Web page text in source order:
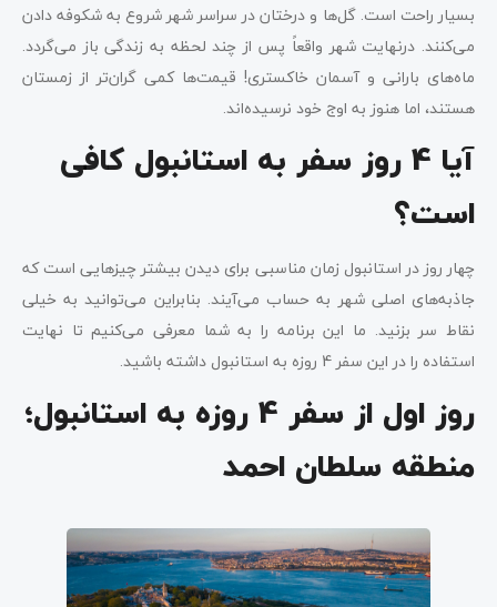
بسیار راحت است. گل‌ها و درختان در سراسر شهر شروع به شکوفه دادن
می‌کنند. درنهایت شهر واقعاً پس از چند لحظه به زندگی باز می‌گردد.
ماه‌های بارانی و آسمان خاکستری! قیمت‌ها کمی گران‌تر از زمستان
هستند، اما هنوز به اوج خود نرسیده‌اند.
آیا 4 روز سفر به استانبول کافی
است؟
چهار روز در استانبول زمان مناسبی برای دیدن بیشتر چیزهایی است که
جاذبه‌های اصلی شهر به حساب می‌آیند. بنابراین می‌توانید به خیلی
نقاط سر بزنید. ما این برنامه را به شما معرفی می‌کنیم تا نهایت
استفاده را در این سفر 4 روزه به استانبول داشته باشید.
روز اول از سفر 4 روزه به استانبول؛
منطقه سلطان احمد